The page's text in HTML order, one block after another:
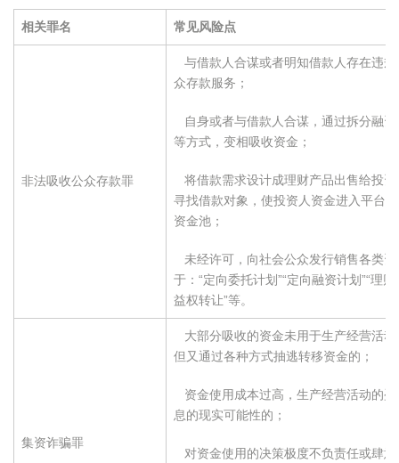
相关罪名 常见风险点
非法吸收公众存款罪
 与借款人合谋或者明知借款人存在违
众存款服务；
 自身或者与借款人合谋，通过拆分融
等方式，变相吸收资金；
 将借款需求设计成理财产品出售给投
寻找借款对象，使投资人资金进入平台
资金池；
 未经许可，向社会公众发行销售各类
于：“定向委托计划”“定向融资计划”“理
益权转让”等。
集资诈骗罪
 大部分吸收的资金未用于生产经营活
但又通过各种方式抽逃转移资金的；
 资金使用成本过高，生产经营活动的
息的现实可能性的；
 对资金使用的决策极度不负责任或肆